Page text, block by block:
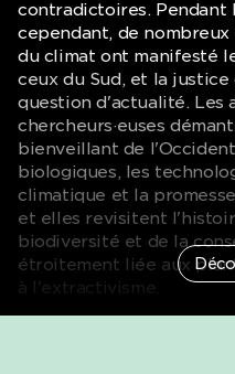
contradictoires. Pendant
cependant, de nombreux
du climat ont manifesté
ceux du Sud, et la
question d'actualité. Les
chercheurs·euses
bienveillant de
biologiques, les
climatique et la
et elles revisitent
biodiversité et de la
étroitement liée aux
à l'extractivisme.